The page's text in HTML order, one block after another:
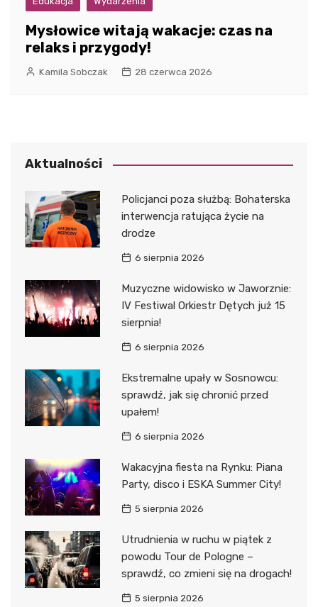
Mysłowice witają wakacje: czas na
relaks i przygody!
Kamila Sobczak 28 czerwca 2026
Aktualności
Policjanci poza służbą: Bohaterska
interwencja ratująca życie na
drodze
6 sierpnia 2026
Muzyczne widowisko w Jaworznie:
IV Festiwal Orkiestr Dętych już 15
sierpnia!
6 sierpnia 2026
Ekstremalne upały w Sosnowcu:
sprawdź, jak się chronić przed
upałem!
6 sierpnia 2026
Wakacyjna fiesta na Rynku: Piana
Party, disco i ESKA Summer City!
5 sierpnia 2026
Utrudnienia w ruchu w piątek z
powodu Tour de Pologne –
sprawdź, co zmieni się na drogach!
5 sierpnia 2026